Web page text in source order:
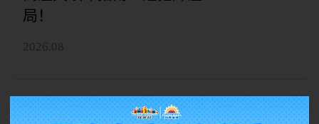
局！
2026.08
8月8日宝石Gem最新演出